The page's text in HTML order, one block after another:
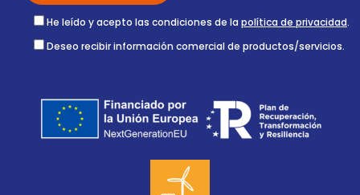
He leído y acepto las condiciones de la política de privacidad.
Deseo recibir información comercial de productos/servicios.